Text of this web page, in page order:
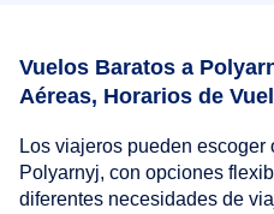
Vuelos Baratos a
Aéreas, Horarios de
Los viajeros pueden
Polyarnyj, con opciones
diferentes necesidades de